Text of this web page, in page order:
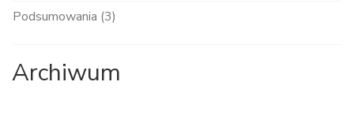
Podsumowania (3)
Archiwum